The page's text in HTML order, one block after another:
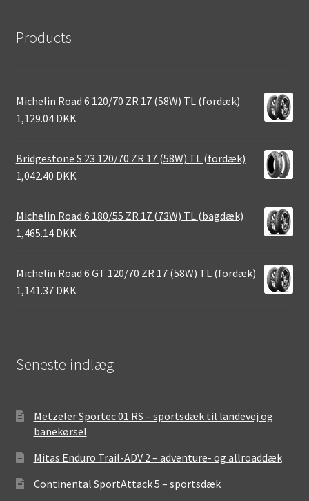
Products
Michelin Road 6 120/70 ZR 17 (58W) TL (fordæk)
1,129.04 DKK
Bridgestone S 23 120/70 ZR 17 (58W) TL (fordæk)
1,042.40 DKK
Michelin Road 6 180/55 ZR 17 (73W) TL (bagdæk)
1,465.14 DKK
Michelin Road 6 GT 120/70 ZR 17 (58W) TL (fordæk)
1,141.37 DKK
Seneste indlæg
Metzeler Sportec 01 RS – sportsdæk til landevej og
banekørsel
Mitas Enduro Trail-ADV 2 – adventure- og allroaddæk
Continental SportAttack 5 – sportsdæk